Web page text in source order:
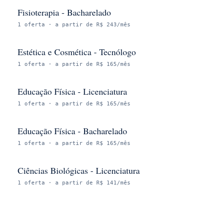
Fisioterapia - Bacharelado
1 oferta · a partir de R$ 243/mês
Estética e Cosmética - Tecnólogo
1 oferta · a partir de R$ 165/mês
Educação Física - Licenciatura
1 oferta · a partir de R$ 165/mês
Educação Física - Bacharelado
1 oferta · a partir de R$ 165/mês
Ciências Biológicas - Licenciatura
1 oferta · a partir de R$ 141/mês